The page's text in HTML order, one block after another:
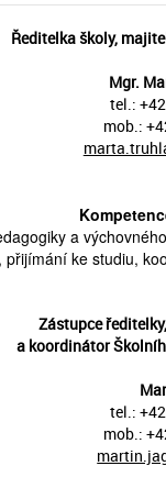
Ředitelka školy,
Mgr.
tel.:
mob.:
a
ke studiu,
Zástupce
a koordinátor
tel.:
mob.: